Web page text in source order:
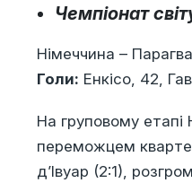
Чемпіонат
Німеччина –
Голи: Енкісо, 42,
На груповому етапі
переможцем
д’Івуар (2:1),